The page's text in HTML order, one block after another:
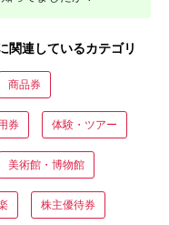
関連しているカテゴリ
商品券
券 体験・ツアー
美術館・博物館
株主優待券